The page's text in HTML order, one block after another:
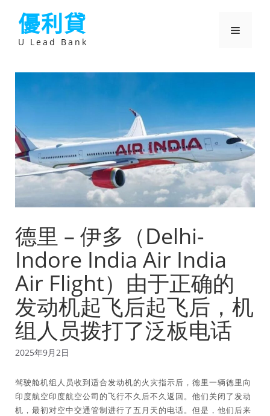
優利貸
U Lead Bank
選
德里 – 伊多（Delhi-
Indore India Air India
Air Flight）由于正确的
发动机起飞后起飞后，机
组人员拨打了泛板电话
2025年9月2日
驾驶舱机组人员收到适合发动机的火灾指示后，德里一辆德里向
印度航空印度航空公司的飞行不久后不久返回。他们关闭了发动
机，最初对空中交通管制进行了五月天的电话。但是，他们后来